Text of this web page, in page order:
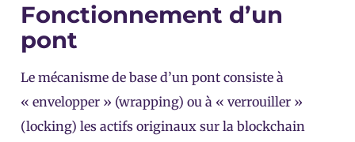
Fonctionnement d’un
pont
Le mécanisme de base d’un pont consiste à
« envelopper » (wrapping) ou à « verrouiller »
(locking) les actifs originaux sur la blockchain